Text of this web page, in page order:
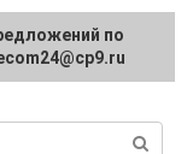
по